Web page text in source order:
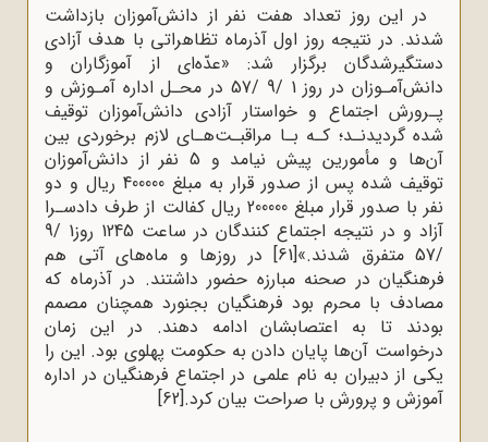
در این روز تعداد هفت نفر از دانش‌آموزان بازداشت
شدند. در نتیجه روز اول آذرماه تظاهراتی با هدف آزادی
دستگیرشدگان برگزار شد: «عدّه‌ای از آموزگاران و
دانش‌آمـوزان در روز 1 /9 /57 در محـل اداره آمـوزش و
پـرورش اجتماع و خواستار آزادی دانش‌آموزان توقیف
شده گردیدنـد؛ کـه بـا مراقبـت‌هـای لازم برخوردی بین
آن‌ها و مأمورین پیش نیامد و 5 نفر از دانش‌آموزان
توقیف شده پس از صدور قرار به مبلغ 400000 ریال و دو
نفر با صدور قرار مبلغ 200000 ریال کفالت از طرف دادسـرا
آزاد و در نتیجه اجتماع کنندگان در ساعت 1245 روز1 /9
/57 متفرق شدند.»
[61]
در روزها و ماه‌های آتی هم
فرهنگیان در صحنه مبارزه حضور داشتند. در آذرماه که
مصادف با محرم بود فرهنگیان بجنورد همچنان مصمم
بودند تا به اعتصابشان ادامه دهند. در این زمان
درخواست آن‌ها پایان دادن به حکومت پهلوی بود. این را
یکی از دبیران به نام علمی در اجتماع فرهنگیان در اداره
آموزش و پرورش با صراحت بیان کرد.[62]